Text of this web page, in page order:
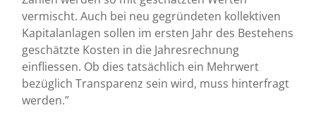
vermischt. Auch bei neu gegründeten kollektiven
Kapitalanlagen sollen im ersten Jahr des Bestehens
geschätzte Kosten in die Jahresrechnung
einfliessen. Ob dies tatsächlich ein Mehrwert
bezüglich Transparenz sein wird, muss hinterfragt
werden.”